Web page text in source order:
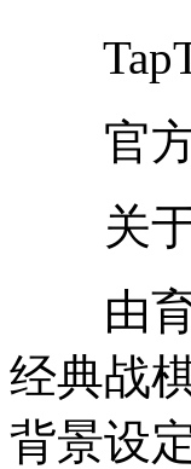
官方
关于
由育
经典战
背景设